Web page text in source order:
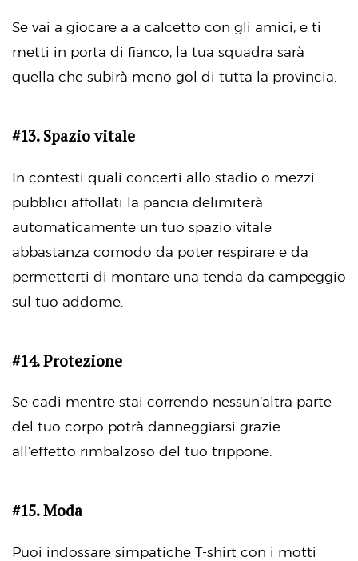
Se vai a giocare a a calcetto con gli amici, e ti
metti in porta di fianco, la tua squadra sarà
quella che subirà meno gol di tutta la provincia.
#13. Spazio vitale
In contesti quali concerti allo stadio o mezzi
pubblici affollati la pancia delimiterà
automaticamente un tuo spazio vitale
abbastanza comodo da poter respirare e da
permetterti di montare una tenda da campeggio
sul tuo addome.
#14. Protezione
Se cadi mentre stai correndo nessun’altra parte
del tuo corpo potrà danneggiarsi grazie
all’effetto rimbalzoso del tuo trippone.
#15. Moda
Puoi indossare simpatiche T-shirt con i motti